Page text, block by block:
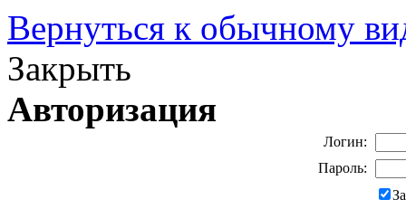
Вернуться к обычному
Закрыть
Авторизация
Логин:
Пароль: